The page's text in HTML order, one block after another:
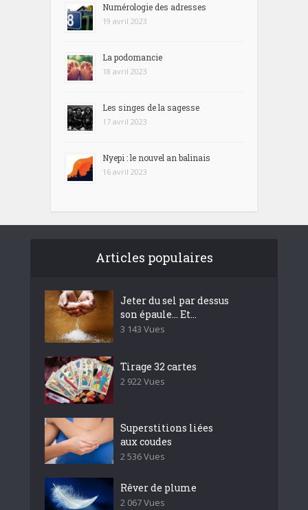
Numérologie des adresses
19 avril 2023
La podomancie
18 avril 2023
Les singes de la sagesse
17 avril 2023
Nyepi : le nouvel an balinais
16 avril 2023
Articles populaires
Jeter du sel par dessus
son épaule… Et...
3 143 Vues
Tirage 32 cartes
2 922 Vues
Superstitions liées
aux coudes
2 536 Vues
Rêver de plume
2 067 Vues